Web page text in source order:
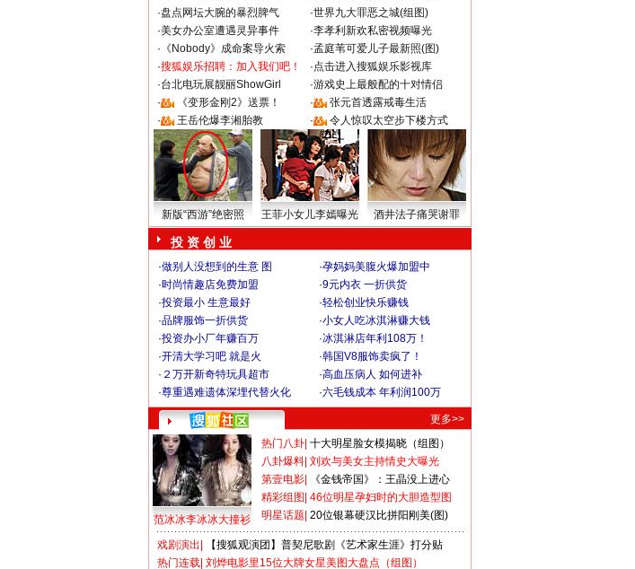
·盘点网坛大腕的暴烈脾气 ·世界九大罪恶之城(组图)
·美女办公室遭遇灵异事件 ·李孝利新欢私密视频曝光
· 《Nobody》成命案导火索 ·孟庭苇可爱儿子最新照(图)
·搜狐娱乐招聘：加入我们吧！ ·点击进入搜狐娱乐影视库
·台北电玩展靓丽ShowGirl ·游戏史上最般配的十对情侣
·
《变形金刚2》送票！ ·
张元首透露戒毒生活
·
王岳伦爆李湘胎教 · 令人惊叹太空步下楼方式
新版“西游”绝密照 王菲小女儿李嫣曝光 酒井法子痛哭谢罪
投 资 创 业
·做别人没想到的生意 图 ·孕妈妈美腹火爆加盟中
·时尚情趣店免费加盟 ·9元内衣 一折供货
·投资最小 生意最好 ·轻松创业快乐赚钱
·品牌服饰一折供货 ·小女人吃冰淇淋赚大钱
·投资办小厂年赚百万 ·冰淇淋店年利108万！
·开清大学习吧 就是火 ·韩国V8服饰卖疯了！
· ２万开新奇特玩具超市 ·高血压病人 如何进补
·尊重遇难遗体深埋代替火化 ·六毛钱成本 年利润100万
更多>>
范冰冰李冰冰大撞衫
热门八卦 十大明星脸女模揭晓（组图）
八卦爆料 刘欢与美女主持情史大曝光
第壹电影
《金钱帝国》：王晶没上进心
精彩组图 46位明星孕妇时的大胆造型图
明星话题 20位银幕硬汉比拼阳刚美(图)
戏剧演出
【搜狐观演团】普契尼歌剧《艺术家生涯》打分贴
热门连载 刘烨电影里15位大牌女星美图大盘点（组图）